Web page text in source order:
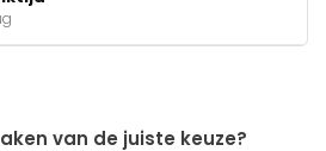
van de juiste keuze?